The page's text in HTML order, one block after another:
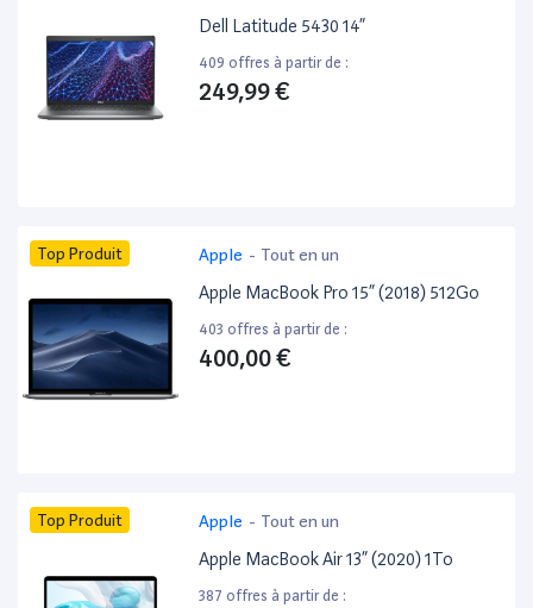
Dell Latitude 5430 14”
409 offres à partir de :
249,99 €
Top Produit Apple - Tout en un
Apple MacBook Pro 15” (2018) 512Go
403 offres à partir de :
400,00 €
Top Produit Apple - Tout en un
Apple MacBook Air 13” (2020) 1To
387 offres à partir de :